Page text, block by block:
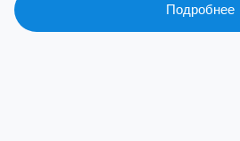
Подробнее